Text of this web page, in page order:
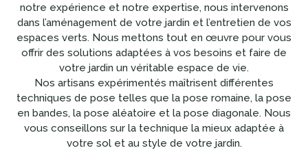
notre expérience et notre expertise, nous intervenons
dans l’aménagement de votre jardin et l’entretien de vos
espaces verts. Nous mettons tout en œuvre pour vous
offrir des solutions adaptées à vos besoins et faire de
votre jardin un véritable espace de vie.
Nos artisans expérimentés maîtrisent différentes
techniques de pose telles que la pose romaine, la pose
en bandes, la pose aléatoire et la pose diagonale. Nous
vous conseillons sur la technique la mieux adaptée à
votre sol et au style de votre jardin.